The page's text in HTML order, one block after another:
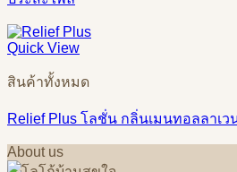
Quick View
สินค้าทั้งหมด
Relief Plus โลชั่น กลิ่นเมนทอลลาเว
About us